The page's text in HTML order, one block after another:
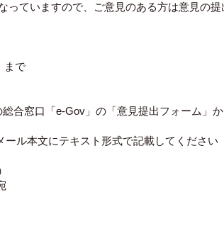
ていますので、ご意見のある方は意見の
まで
窓口「e-Gov」の「意見提出フォーム」か
ル本文にテキスト形式で記載してください